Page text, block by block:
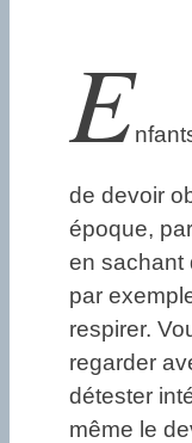
E
de devoir
époque,
en sachant
par
respirer.
regarder
détester
même le